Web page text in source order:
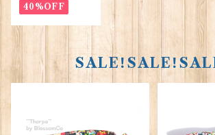
40%OFF
SALE！SALE！